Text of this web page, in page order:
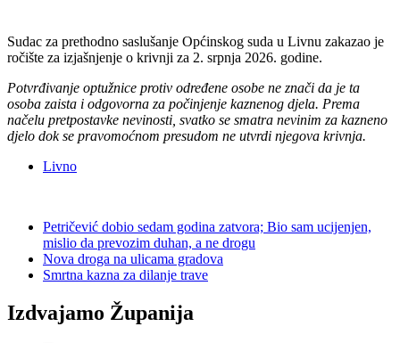
Sudac za prethodno saslušanje Općinskog suda u Livnu zakazao je
ročište za izjašnjenje o krivnji za 2. srpnja 2026. godine.
Potvrđivanje optužnice protiv određene osobe ne znači da je ta
osoba zaista i odgovorna za počinjenje kaznenog djela. Prema
načelu pretpostavke nevinosti, svatko se smatra nevinim za kazneno
djelo dok se pravomoćnom presudom ne utvrdi njegova krivnja.
Livno
Petričević dobio sedam godina zatvora; Bio sam ucijenjen,
mislio da prevozim duhan, a ne drogu
Nova droga na ulicama gradova
Smrtna kazna za dilanje trave
Izdvajamo Županija